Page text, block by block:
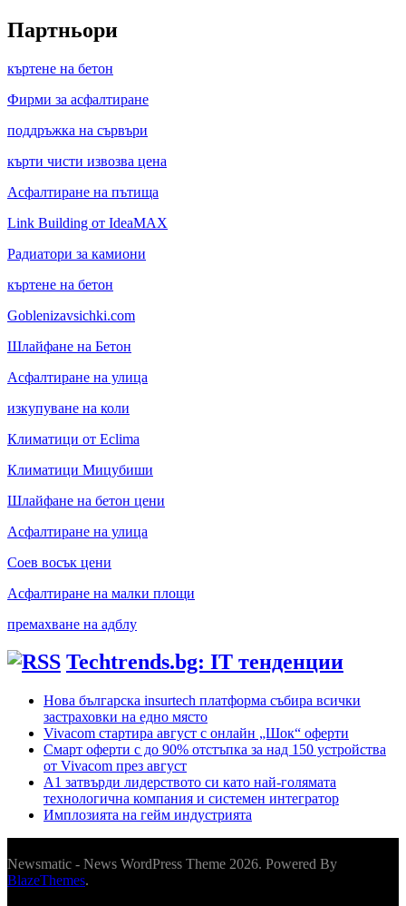
Партньори
къртене на бетон
Фирми за асфалтиране
поддръжка на сървъри
кърти чисти извозва цена
Асфалтиране на пътища
Link Building от IdeaMAX
Радиатори за камиони
къртене на бетон
Goblenizavsichki.com
Шлайфане на Бетон
Асфалтиране на улица
изкупуване на коли
Климатици от Eclima
Климатици Мицубиши
Шлайфане на бетон цени
Асфалтиране на улица
Соев восък цени
Асфалтиране на малки площи
премахване на адблу
Techtrends.bg: IT тенденции
Нова българска insurtech платформа събира всички
застраховки на едно място
Vivacom стартира август с онлайн „Шок“ оферти
Смарт оферти с до 90% отстъпка за над 150 устройства
от Vivacom през август
А1 затвърди лидерството си като най-голямата
технологична компания и системен интегратор
Имплозията на гейм индустрията
Newsmatic - News WordPress Theme 2026. Powered By
BlazeThemes.